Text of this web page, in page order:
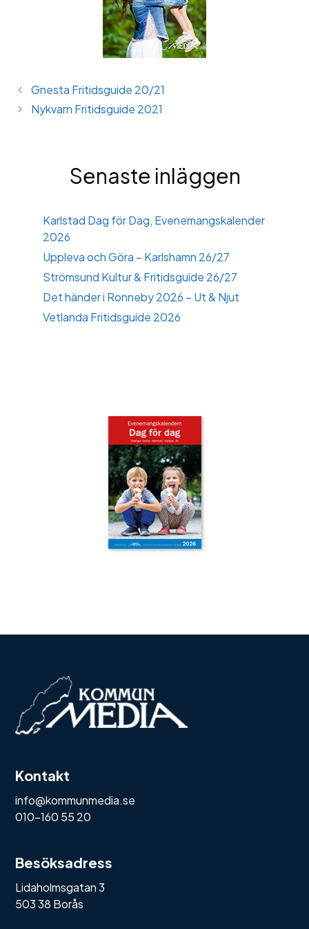
Gnesta Fritidsguide 20/21
Nykvarn Fritidsguide 2021
Senaste inläggen
Karlstad Dag för Dag, Evenemangskalender
2026
Uppleva och Göra – Karlshamn 26/27
Strömsund Kultur & Fritidsguide 26/27
Det händer i Ronneby 2026 – Ut & Njut
Vetlanda Fritidsguide 2026
Kontakt
info@kommunmedia.se
010-160 55 20
Besöksadress
Lidaholmsgatan 3
503 38 Borås